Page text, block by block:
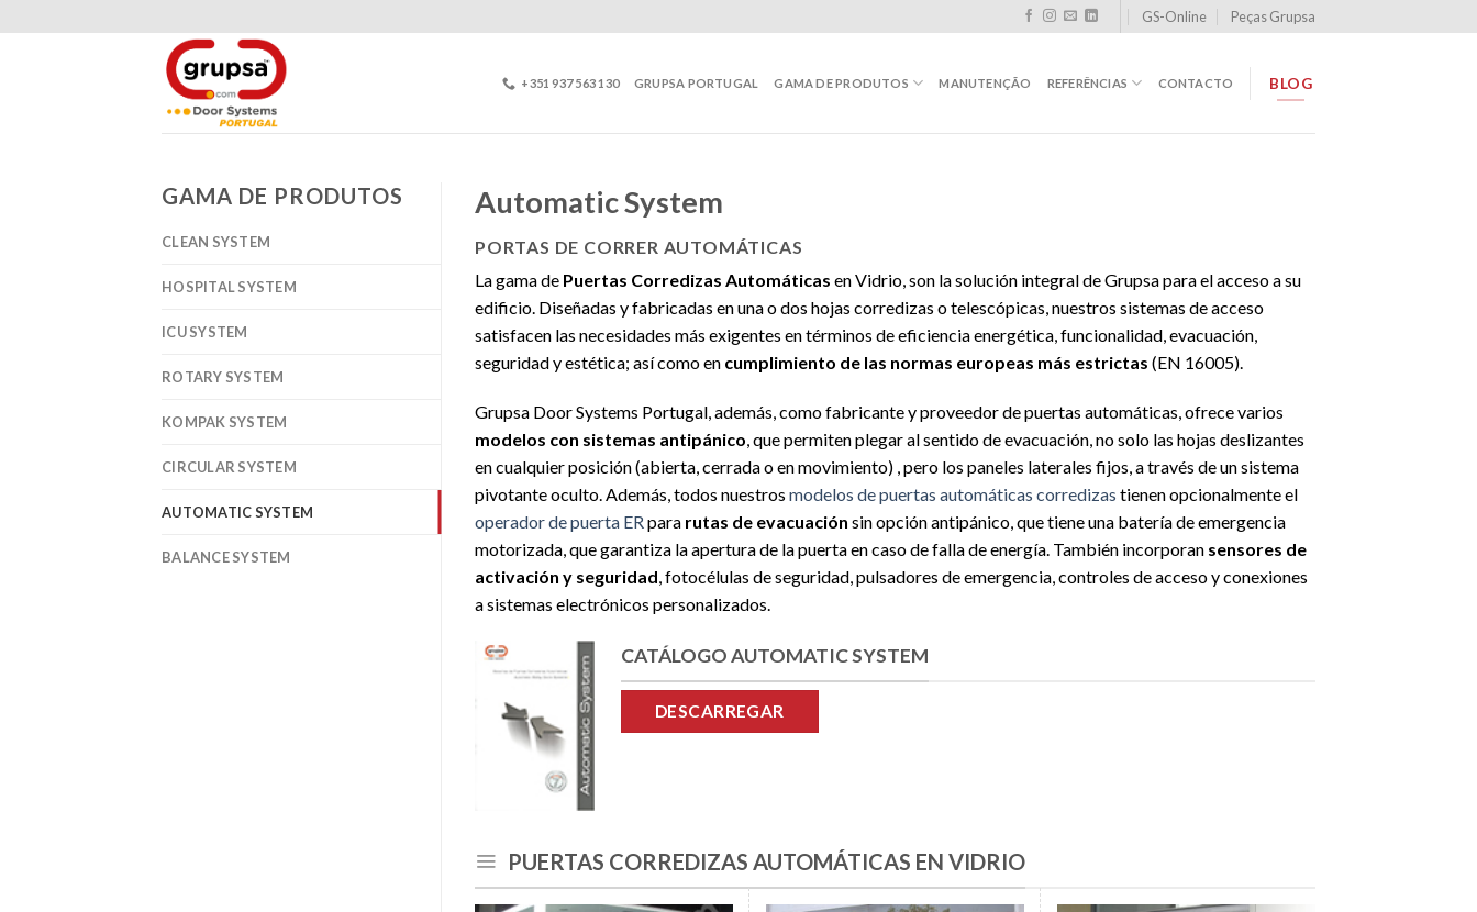
to
GS-Online Peças Grupsa
+351 937 563 130 GRUPSA PORTUGAL GAMA DE PRODUTOS MANUTENÇÃO REFERÊNCIAS CONTACTO BLOG
GAMA DE PRODUTOS
CLEAN SYSTEM
HOSPITAL SYSTEM
ICU SYSTEM
ROTARY SYSTEM
KOMPAK SYSTEM
CIRCULAR SYSTEM
AUTOMATIC SYSTEM
BALANCE SYSTEM
Automatic System
PORTAS DE CORRER AUTOMÁTICAS
La gama de Puertas Corredizas Automáticas en Vidrio, son la solución integral de Grupsa para el acceso a su
edificio. Diseñadas y fabricadas en una o dos hojas corredizas o telescópicas, nuestros sistemas de acceso
satisfacen las necesidades más exigentes en términos de eficiencia energética, funcionalidad, evacuación,
seguridad y estética; así como en cumplimiento de las normas europeas más estrictas (EN 16005).
Grupsa Door Systems Portugal, además, como fabricante y proveedor de puertas automáticas, ofrece varios
modelos con sistemas antipánico, que permiten plegar al sentido de evacuación, no solo las hojas deslizantes
en cualquier posición (abierta, cerrada o en movimiento) , pero los paneles laterales fijos, a través de un sistema
pivotante oculto. Además, todos nuestros modelos de puertas automáticas corredizas tienen opcionalmente el
operador de puerta ERpara rutas de evacuación sin opción antipánico, que tiene una batería de emergencia
motorizada, que garantiza la apertura de la puerta en caso de falla de energía. También incorporan sensores de
activación y seguridad, fotocélulas de seguridad, pulsadores de emergencia, controles de acceso y conexiones
a sistemas electrónicos personalizados.
CATÁLOGO AUTOMATIC SYSTEM
DESCARREGAR
PUERTAS CORREDIZAS AUTOMÁTICAS EN VIDRIO